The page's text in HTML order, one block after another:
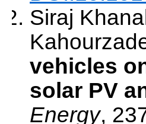
Siraj
vehicles
solar PV
Energy,